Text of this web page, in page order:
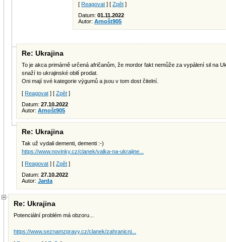
[ Reagovat ] [ Zpět ]
Datum: 01.11.2022
Autor: Arnošt905
Re: Ukrajina
To je akca primárně určená afričanům, že mordor fakt nemůže za vypálení sil na
snaží to ukrajinské obilí prodat.
Oni mají své kategorie výgumů a jsou v tom dost čitelní.
[ Reagovat ] [ Zpět ]
Datum: 27.10.2022
Autor: Arnošt905
Re: Ukrajina
Tak už vydali dementi, dementi :-)
https://www.novinky.cz/clanek/valka-na-ukrajine...
[ Reagovat ] [ Zpět ]
Datum: 27.10.2022
Autor: Jarda
Re: Ukrajina
Potenciální problém má obzoru...
https://www.seznamzpravy.cz/clanek/zahranicni...